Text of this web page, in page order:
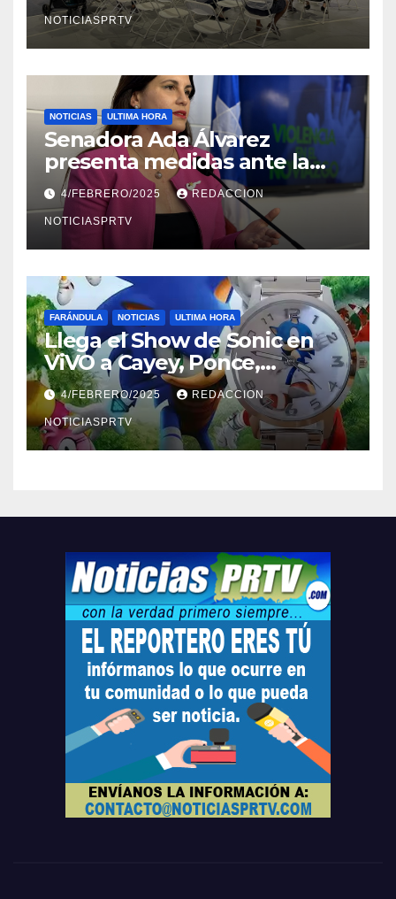
NOTICIASPRTV
NOTICIAS ULTIMA HORA
Senadora Ada Álvarez
presenta medidas ante la
violencia en el noviazgo
4/FEBRERO/2025 REDACCION
NOTICIASPRTV
FARÁNDULA NOTICIAS ULTIMA HORA
Llega el Show de Sonic en
ViVO a Cayey, Ponce,
Barceloneta y Humacao,
Relojes gratis para el que
compre ahora….
4/FEBRERO/2025 REDACCION
NOTICIASPRTV